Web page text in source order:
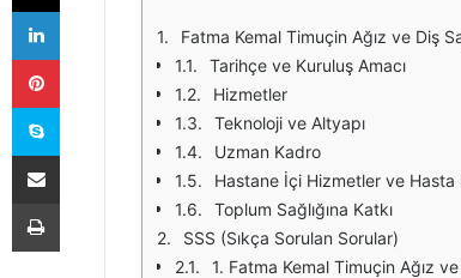
Fatma Kemal Timuçin Ağız ve Diş
Tarihçe ve Kuruluş Amacı
Hizmetler
Teknoloji ve Altyapı
Uzman Kadro
Hastane İçi Hizmetler ve Hasta
Toplum Sağlığına Katkı
SSS (Sıkça Sorulan Sorular)
1. Fatma Kemal Timuçin Ağız
LinkedIn
Pinterest
Skype
E-Posta ile paylaş